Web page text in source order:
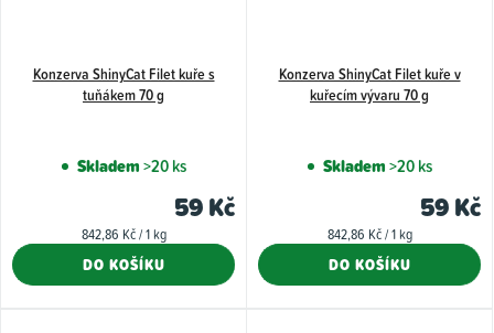
Konzerva ShinyCat Filet kuře s
tuňákem 70 g
Skladem>20 ks
59 Kč
Měrná
842,86 Kč / 1 kg
DO KOŠÍKU
Konzerva ShinyCat Filet kuře v
kuřecím vývaru 70 g
Skladem>20 ks
59 Kč
Měrná
842,86 Kč / 1 kg
DO KOŠÍKU